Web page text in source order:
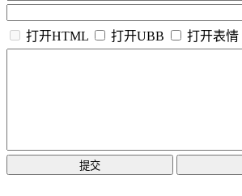
打开HTML
打开UBB 打开表情